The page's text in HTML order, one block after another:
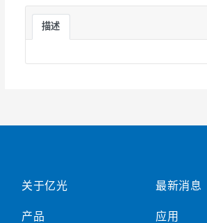
描述
关于亿光
产品
最新消息
应用